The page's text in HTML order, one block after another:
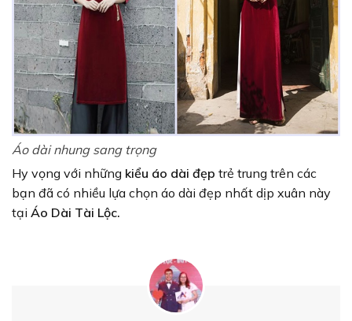
Áo dài nhung sang trọng
Hy vọng với những kiểu áo dài đẹp trẻ trung trên các
bạn đã có nhiều lựa chọn áo dài đẹp nhất dịp xuân này
tại Áo Dài Tài Lộc.